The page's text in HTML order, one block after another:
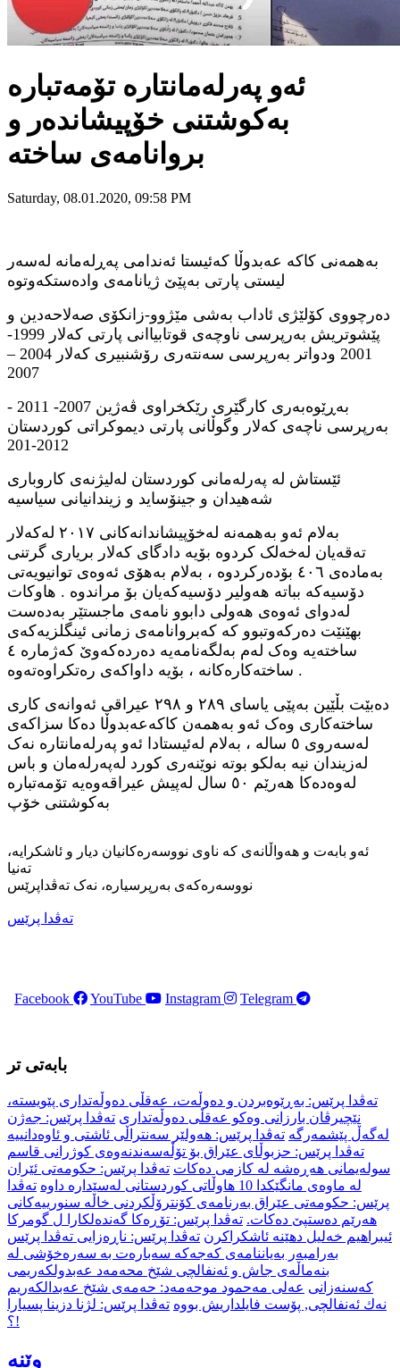
ئەو پەرلەمانتارە تۆمەتبارە
بەکوشتنی خۆپیشاندەر و
بروانامەی ساختە
Saturday, 08.01.2020, 09:58 PM
بەهمەنی کاکە عەبدوڵا کەئیستا ئەندامی پەڕلەمانە لەسەر
لیستی پارتی بەپێێ ژیانامەی وادەستکەوتوە
دەرچووی كۆلێژى ئاداب به‌شى مێژوو-زانكۆى صه‌لاحه‌دین و
پێشوتریش به‌رپرسى ناوچه‌ى قوتابیاانی پارتی کەلار 1999-
2001 ودواتر به‌رپرسى سه‌نته‌رى رۆشنبیرى كه‌لار 2004 –
2007
- به‌ڕێوه‌به‌رى كارگێرى رێكخراوى ڤه‌ژین 2007- 2011
به‌رپرسى ناچه‌ى كه‌لار وگوڵانى پارتى دیموكراتى كوردستان
2012-201
ئێستاش لە پەرلەمانی کوردستان لەلیژنەی كاروباری
شه‌هیدان و جینۆساید و زیندانیانی سیاسیە
بەلام ئەو بەهمەنە لەخۆپیشاندانەکانی ٢٠١٧ لەکەلار
تەقەیان لەخەلک کردوە بۆیە دادگای کەلار بریاری گرتنی
بەمادەی ٤٠٦ بۆدەرکردوە ، بەلام بەهۆی ئەوەی توانیویەتی
دۆسیەکە بباتە هەولیر دۆسیەکەیان بۆ مراندوە . هاوکات
لەدوای ئەوەی هەولی دابوو نامەی ماجستێر بەدەست
بهێنێت دەرکەوتبوو کە کەبروانامەی زمانی ئینگلزیەکەی
ساختەیە وەک لەم بەلگەنامەیە دەردەکەوێ کەژمارە ٤
ساختەکارەکانە ، بۆیە داواکەی رەتکراوەتەوە .
دەبێت بڵێین بەپێی یاسای ٢٨٩ و ٢٩٨ عیراقی ئەوانەی کاری
ساختەکاری وەک ئەو بەهمەن کاکەعەبدوڵا دەکا سزاکەی
لەسەروی ٥ سالە ، بەلام لەئیستادا ئەو پەرلەمانتارە نەک
لەزیندان نیە بەلکو بوتە نوێنەری کورد لەپەرلەمان و باس
لەوەدەکا هەرێم ٥٠ سال لەپیش عیراقەوەیە تۆمەتبارە
بەکوشتنی خۆپ
ئەو بابەت و هەواڵانەی کە ناوی نووسەرەکانیان دیار و ئاشکرایە،
تەنیا
نووسەرەکەی بەرپرسیارە، نەک تەڤداپرێس
تەڤدا پرێس
Facebook YouTube Instagram Telegram
بابەتی تر
تەڤدا پرێس: بەڕێوەبردن و دەوڵەت، عەقڵی دەوڵەتداری پێویستە،
نێچیرڤان بارزانی وەکو عەقڵی دەوڵەتداری تەڤدا پرێس: جەژن
لەگەڵ پێشمەرگە تەڤدا پرێس: هەولێر سەنتراڵی ئاشتی و ئاوەدانییە
تەڤدا پرێس: حزبوڵای عێراق بۆ تۆڵه‌سه‌ندنه‌وه‌ی كوژرانی قاسم
سوله‌یمانی هەڕەشە له‌ كازمی ده‌كات تەڤدا پرێس: حکومەتی ئێران
لە ماوەی مانگێکدا 10 هاوڵاتی کوردستانی لەسێدارە داوە
تەڤدا
پرێس: حكومه‌تی عێراق بەرنامەی كۆنترۆڵكردنی خاڵه‌ سنورییه‌كانی
هه‌رێم ده‌ستپێ دەکات. تەڤدا پرێس: تۆڕه‌كا گه‌نده‌لكارا ل گومركا
ئیبراهیم خه‌لیل دهێنه‌ ئاشكراكرن تەڤدا پرێس: ناڕەزایی تەڤدا پرێس
بەرامبەر بەیاننامەی کەجەکە سەبارەت بە سەرەخۆشی لە
بنەماڵەی جاش و ئەنفالچی شێخ محەمەد عەبدولکەریمی
کەسنەزانی عەلی مەحمود موحەمەد: حەمەی شێخ عەبدالكەریم
نەك ئەنفالچی, پۆست فایلداریش بووە تەڤدا پرێس: لژنا دزینا پسیارا
!؟
وێنە